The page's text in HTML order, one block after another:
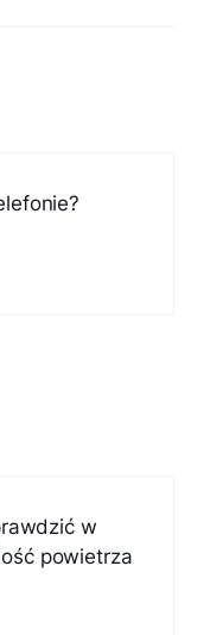
w
powietrza